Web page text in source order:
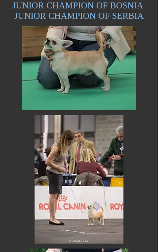
JUNIOR CHAMPION OF BOSNIA
JUNIOR CHAMPION OF SERBIA